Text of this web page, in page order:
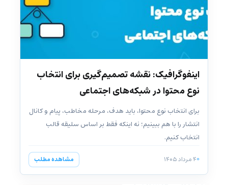
اینفوگرافیک: نقشه تصمیم‌گیری برای انتخاب
نوع محتوا در شبکه‌های اجتماعی
برای انتخاب نوع محتوا، باید هدف، مرحله مخاطب، پیام و کانال
انتشار را با هم ببینیم؛ نه اینکه فقط بر اساس سلیقه قالب
انتخاب کنیم.
۴ مرداد ۱۴۰۵ مشاهده مطلب